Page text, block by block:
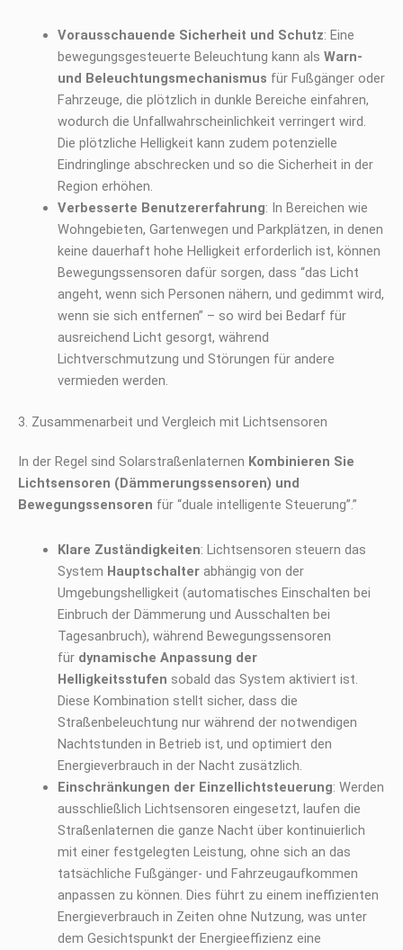
Vorausschauende Sicherheit und Schutz: Eine
bewegungsgesteuerte Beleuchtung kann als Warn-
und Beleuchtungsmechanismus für Fußgänger oder
Fahrzeuge, die plötzlich in dunkle Bereiche einfahren,
wodurch die Unfallwahrscheinlichkeit verringert wird.
Die plötzliche Helligkeit kann zudem potenzielle
Eindringlinge abschrecken und so die Sicherheit in der
Region erhöhen.
Verbesserte Benutzererfahrung: In Bereichen wie
Wohngebieten, Gartenwegen und Parkplätzen, in denen
keine dauerhaft hohe Helligkeit erforderlich ist, können
Bewegungssensoren dafür sorgen, dass “das Licht
angeht, wenn sich Personen nähern, und gedimmt wird,
wenn sie sich entfernen” – so wird bei Bedarf für
ausreichend Licht gesorgt, während
Lichtverschmutzung und Störungen für andere
vermieden werden.
3. Zusammenarbeit und Vergleich mit Lichtsensoren
In der Regel sind Solarstraßenlaternen Kombinieren Sie
Lichtsensoren (Dämmerungssensoren) und
Bewegungssensoren für “duale intelligente Steuerung”.”
Klare Zuständigkeiten: Lichtsensoren steuern das
System Hauptschalterabhängig von der
Umgebungshelligkeit (automatisches Einschalten bei
Einbruch der Dämmerung und Ausschalten bei
Tagesanbruch), während Bewegungssensoren
für dynamische Anpassung der
Helligkeitsstufen sobald das System aktiviert ist.
Diese Kombination stellt sicher, dass die
Straßenbeleuchtung nur während der notwendigen
Nachtstunden in Betrieb ist, und optimiert den
Energieverbrauch in der Nacht zusätzlich.
Einschränkungen der Einzellichtsteuerung: Werden
ausschließlich Lichtsensoren eingesetzt, laufen die
Straßenlaternen die ganze Nacht über kontinuierlich
mit einer festgelegten Leistung, ohne sich an das
tatsächliche Fußgänger- und Fahrzeugaufkommen
anpassen zu können. Dies führt zu einem ineffizienten
Energieverbrauch in Zeiten ohne Nutzung, was unter
dem Gesichtspunkt der Energieeffizienz eine